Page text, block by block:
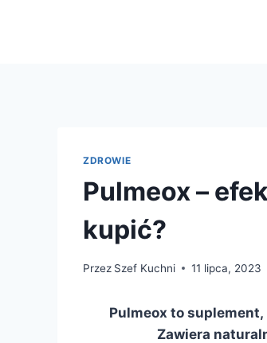
ZDROWIE
Pulmeox –
kupić?
Przez Szef Kuchni 11 lipca, 2023
Pulmeox to
Zawiera